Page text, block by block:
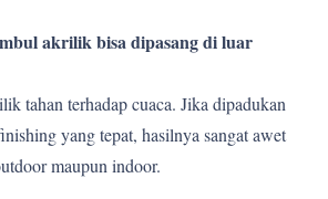
akrilik bisa dipasang di luar
tahan terhadap cuaca. Jika dipadukan
yang tepat, hasilnya sangat awet
maupun indoor.